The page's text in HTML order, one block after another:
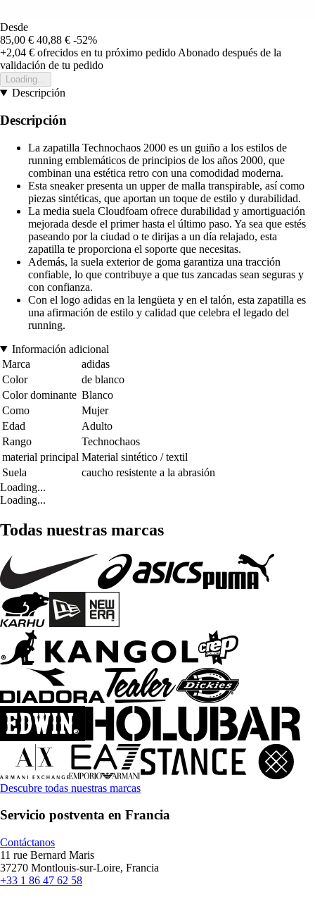
Desde
85,00 € 40,88 € -52%
+2,04 € ofrecidos en tu próximo pedido Abonado después de la
validación de tu pedido
Loading...
Descripción
Descripción
La zapatilla Technochaos 2000 es un guiño a los estilos de
running emblemáticos de principios de los años 2000, que
combinan una estética retro con una comodidad moderna.
Esta sneaker presenta un upper de malla transpirable, así como
piezas sintéticas, que aportan un toque de estilo y durabilidad.
La media suela Cloudfoam ofrece durabilidad y amortiguación
mejorada desde el primer hasta el último paso. Ya sea que estés
paseando por la ciudad o te dirijas a un día relajado, esta
zapatilla te proporciona el soporte que necesitas.
Además, la suela exterior de goma garantiza una tracción
confiable, lo que contribuye a que tus zancadas sean seguras y
con confianza.
Con el logo adidas en la lengüeta y en el talón, esta zapatilla es
una afirmación de estilo y calidad que celebra el legado del
running.
Información adicional
Marca
adidas
Color
de blanco
Color dominante Blanco
Como
Mujer
Edad
Adulto
Rango
Technochaos
material principal Material sintético / textil
Suela
caucho resistente a la abrasión
Loading...
Loading...
Todas nuestras marcas
Descubre todas nuestras marcas
Servicio postventa en Francia
Contáctanos
11 rue Bernard Maris
37270 Montlouis-sur-Loire, Francia
+33 1 86 47 62 58